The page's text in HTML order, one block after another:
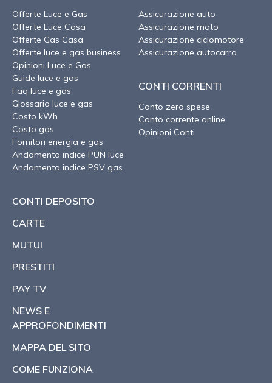
Offerte Luce e Gas
Offerte Luce Casa
Offerte Gas Casa
Offerte luce e gas business
Opinioni Luce e Gas
Guide luce e gas
Faq luce e gas
Glossario luce e gas
Costo kWh
Costo gas
Fornitori energia e gas
Andamento indice PUN luce
Andamento indice PSV gas
Assicurazione auto
Assicurazione moto
Assicurazione ciclomotore
Assicurazione autocarro
CONTI CORRENTI
Conto zero spese
Conto corrente online
Opinioni Conti
CONTI DEPOSITO
CARTE
MUTUI
PRESTITI
PAY TV
NEWS E
APPROFONDIMENTI
MAPPA DEL SITO
COME FUNZIONA